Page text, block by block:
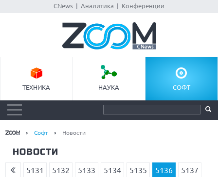
CNews Аналитика Конференции
ТЕХНИКА НАУКА СОФТ
Софт Новости
НОВОСТИ
5131 5132 5133 5134 5135 5136
5137